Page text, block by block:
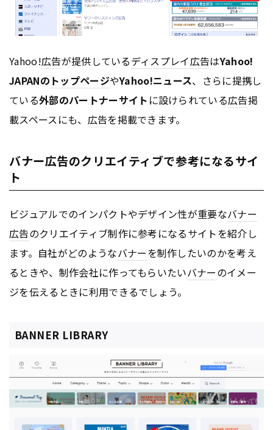
Yahoo!広告が提供しているディスプレイ広告はYahoo!
JAPANの トップページやYahoo!ニュース、さらに提携し
ている外部のパートナーサイト に設けられている広告掲
載スペースにも、 広告を掲載できます。
バナー広告のクリエイティブで参考になるサイ
ト
ビジュアルでのインパクトやデザイン性が重要なバナー
広告のクリエイティブ制作に参考になるサイトを紹介し
ます。自社がどのようなバナーを制作したいのかを考え
るときや、制作会社に作ってもらいたいバナーのイメー
ジを伝えるときに利用できるでしょう。
BANNER LIBRARY